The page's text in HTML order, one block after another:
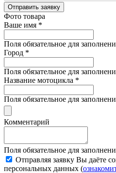
Отправить заявку
Фото товара
Ваше имя *
Поля обязательное для
Город *
Поля обязательное для
Название мотоцикла *
Поля обязательное для
Комментарий
Поля обязательное для
Отправляя заявку Вы даёте
персональных данных (